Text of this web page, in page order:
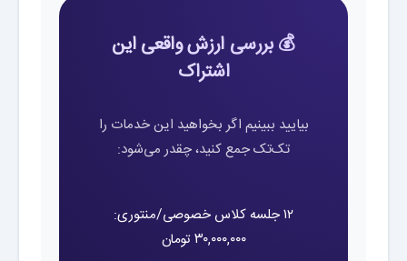
💰 بررسی ارزش واقعی این
اشتراک
بیایید ببینیم اگر بخواهید این خدمات را
تک‌تک جمع کنید، چقدر می‌شود:
۱۲ جلسه کلاس خصوصی/منتوری:
۳۰,۰۰۰,۰۰۰ تومان